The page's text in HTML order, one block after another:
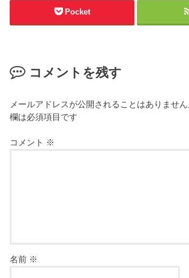
Pocket
コメントを残す
メールアドレスが公開されることはありません
欄は必須項目です
コメント ※
名前 ※